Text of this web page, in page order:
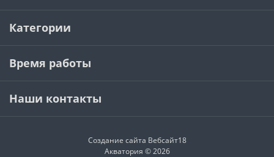
Категории
Время работы
Наши контакты
Создание сайта Вебсайт18
Акватория © 2026